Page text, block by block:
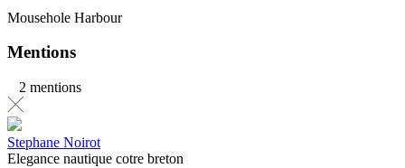
Mousehole Harbour
Mentions
2 mentions
Stephane Noirot
Elegance nautique cotre breton